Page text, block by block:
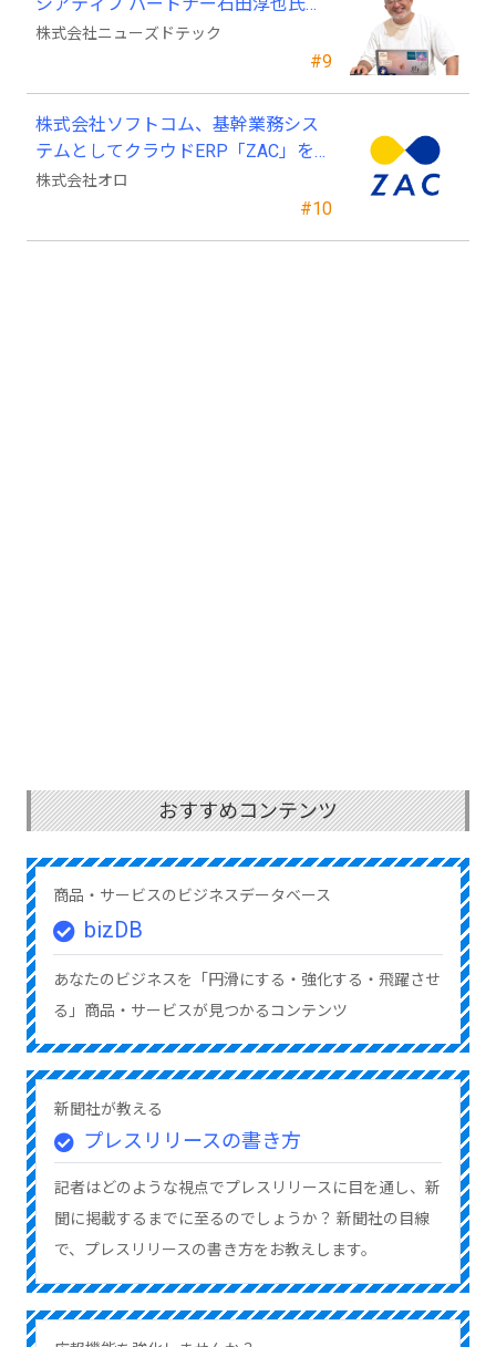
#9
シアティブ パートナー石田淳也氏が
ニューズドテックの戦略顧問に就任
株式会社ニューズドテック
#10
株式会社ソフトコム、基幹業務シス
テムとしてクラウドERP「ZAC」を採
用
株式会社オロ
おすすめコンテンツ
商品・サービスのビジネスデータベース
bizDB
あなたのビジネスを「円滑にする・強化する・飛躍させ
る」商品・サービスが見つかるコンテンツ
新聞社が教える
プレスリリースの書き方
記者はどのような視点でプレスリリースに目を通し、新
聞に掲載するまでに至るのでしょうか？ 新聞社の目線
で、プレスリリースの書き方をお教えします。